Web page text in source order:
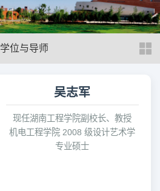
学位与导师
吴志军
现任湖南工程学院副校长、教授
机电工程学院 2008 级设计艺术学
专业硕士